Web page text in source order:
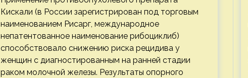
Кискали (в России зарегистрирован под торговым
наименованием Рисарг, международное
непатентованное наименование рибоциклиб)
способствовало снижению риска рецидива у
женщин с диагностированным на ранней стадии
раком молочной железы. Результаты опорного